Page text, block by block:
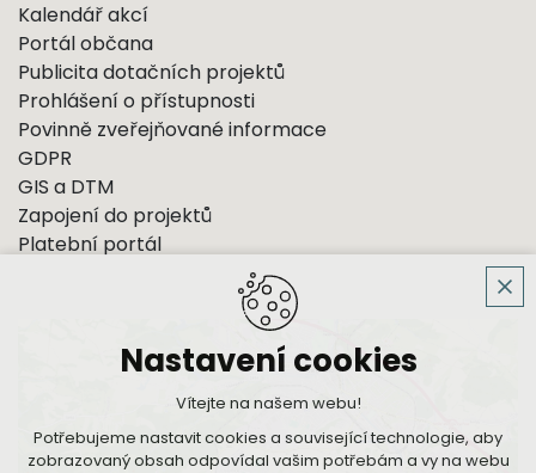
Kalendář akcí
Portál občana
Publicita dotačních projektů
Prohlášení o přístupnosti
Povinně zveřejňované informace
GDPR
GIS a DTM
Zapojení do projektů
Platební portál
Nastavení cookies
Vítejte na našem webu!
Potřebujeme nastavit cookies a související technologie, aby
zobrazovaný obsah odpovídal vašim potřebám a vy na webu